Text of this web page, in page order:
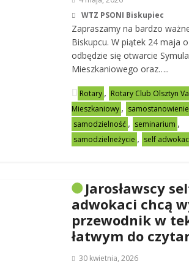
WTZ PSONI Biskupiec
Zapraszamy na bardzo
Biskupcu. W piątek 24 maja
odbędzie się otwarcie
Mieszkaniowego oraz…..
Rotary , Rotary Club Olsztyn
Mieszkaniowy , samostanowienie
samodzielność , seminarium ,
samodzielneżycie , self
Jarosławscy
adwokaci chcą
przewodnik w
łatwym do
30 kwietnia, 2026